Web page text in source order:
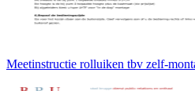
Meetinstructie rolluiken tbv zelf-